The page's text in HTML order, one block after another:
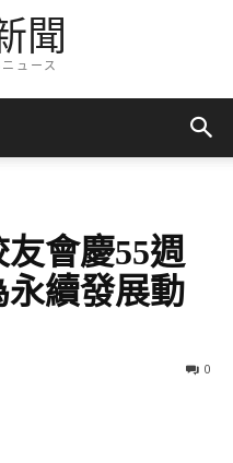
聞
ュース
會慶55週
續發展動
0